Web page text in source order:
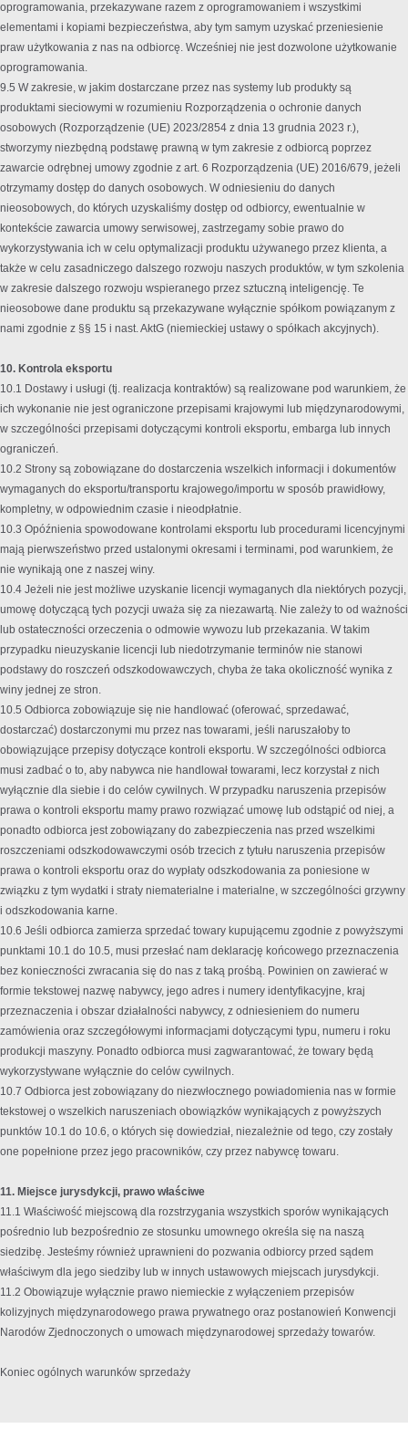
oprogramowania, przekazywane razem z oprogramowaniem i wszystkimi
elementami i kopiami bezpieczeństwa, aby tym samym uzyskać przeniesienie
praw użytkowania z nas na odbiorcę. Wcześniej nie jest dozwolone użytkowanie
oprogramowania.
9.5 W zakresie, w jakim dostarczane przez nas systemy lub produkty są
produktami sieciowymi w rozumieniu Rozporządzenia o ochronie danych
osobowych (Rozporządzenie (UE) 2023/2854 z dnia 13 grudnia 2023 r.),
stworzymy niezbędną podstawę prawną w tym zakresie z odbiorcą poprzez
zawarcie odrębnej umowy zgodnie z art. 6 Rozporządzenia (UE) 2016/679, jeżeli
otrzymamy dostęp do danych osobowych. W odniesieniu do danych
nieosobowych, do których uzyskaliśmy dostęp od odbiorcy, ewentualnie w
kontekście zawarcia umowy serwisowej, zastrzegamy sobie prawo do
wykorzystywania ich w celu optymalizacji produktu używanego przez klienta, a
także w celu zasadniczego dalszego rozwoju naszych produktów, w tym szkolenia
w zakresie dalszego rozwoju wspieranego przez sztuczną inteligencję. Te
nieosobowe dane produktu są przekazywane wyłącznie spółkom powiązanym z
nami zgodnie z §§ 15 i nast. AktG (niemieckiej ustawy o spółkach akcyjnych).
10. Kontrola eksportu
10.1 Dostawy i usługi (tj. realizacja kontraktów) są realizowane pod warunkiem, że
ich wykonanie nie jest ograniczone przepisami krajowymi lub międzynarodowymi,
w szczególności przepisami dotyczącymi kontroli eksportu, embarga lub innych
ograniczeń.
10.2 Strony są zobowiązane do dostarczenia wszelkich informacji i dokumentów
wymaganych do eksportu/transportu krajowego/importu w sposób prawidłowy,
kompletny, w odpowiednim czasie i nieodpłatnie.
10.3 Opóźnienia spowodowane kontrolami eksportu lub procedurami licencyjnymi
mają pierwszeństwo przed ustalonymi okresami i terminami, pod warunkiem, że
nie wynikają one z naszej winy.
10.4 Jeżeli nie jest możliwe uzyskanie licencji wymaganych dla niektórych pozycji,
umowę dotyczącą tych pozycji uważa się za niezawartą. Nie zależy to od ważności
lub ostateczności orzeczenia o odmowie wywozu lub przekazania. W takim
przypadku nieuzyskanie licencji lub niedotrzymanie terminów nie stanowi
podstawy do roszczeń odszkodowawczych, chyba że taka okoliczność wynika z
winy jednej ze stron.
10.5 Odbiorca zobowiązuje się nie handlować (oferować, sprzedawać,
dostarczać) dostarczonymi mu przez nas towarami, jeśli naruszałoby to
obowiązujące przepisy dotyczące kontroli eksportu. W szczególności odbiorca
musi zadbać o to, aby nabywca nie handlował towarami, lecz korzystał z nich
wyłącznie dla siebie i do celów cywilnych. W przypadku naruszenia przepisów
prawa o kontroli eksportu mamy prawo rozwiązać umowę lub odstąpić od niej, a
ponadto odbiorca jest zobowiązany do zabezpieczenia nas przed wszelkimi
roszczeniami odszkodowawczymi osób trzecich z tytułu naruszenia przepisów
prawa o kontroli eksportu oraz do wypłaty odszkodowania za poniesione w
związku z tym wydatki i straty niematerialne i materialne, w szczególności grzywny
i odszkodowania karne.
10.6 Jeśli odbiorca zamierza sprzedać towary kupującemu zgodnie z powyższymi
punktami 10.1 do 10.5, musi przesłać nam deklarację końcowego przeznaczenia
bez konieczności zwracania się do nas z taką prośbą. Powinien on zawierać w
formie tekstowej nazwę nabywcy, jego adres i numery identyfikacyjne, kraj
przeznaczenia i obszar działalności nabywcy, z odniesieniem do numeru
zamówienia oraz szczegółowymi informacjami dotyczącymi typu, numeru i roku
produkcji maszyny. Ponadto odbiorca musi zagwarantować, że towary będą
wykorzystywane wyłącznie do celów cywilnych.
10.7 Odbiorca jest zobowiązany do niezwłocznego powiadomienia nas w formie
tekstowej o wszelkich naruszeniach obowiązków wynikających z powyższych
punktów 10.1 do 10.6, o których się dowiedział, niezależnie od tego, czy zostały
one popełnione przez jego pracowników, czy przez nabywcę towaru.
11. Miejsce jurysdykcji, prawo właściwe
11.1 Właściwość miejscową dla rozstrzygania wszystkich sporów wynikających
pośrednio lub bezpośrednio ze stosunku umownego określa się na naszą
siedzibę. Jesteśmy również uprawnieni do pozwania odbiorcy przed sądem
właściwym dla jego siedziby lub w innych ustawowych miejscach jurysdykcji.
11.2 Obowiązuje wyłącznie prawo niemieckie z wyłączeniem przepisów
kolizyjnych międzynarodowego prawa prywatnego oraz postanowień Konwencji
Narodów Zjednoczonych o umowach międzynarodowej sprzedaży towarów.
Koniec ogólnych warunków sprzedaży